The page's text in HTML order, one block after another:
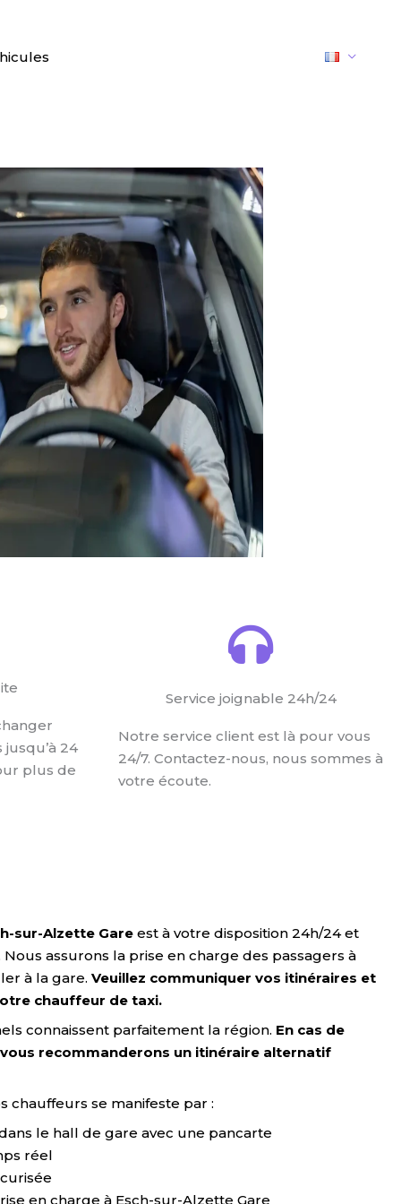
24
plus de
Service joignable 24h/24
Notre service client est là pour vous
24/7. Contactez-nous, nous sommes à
votre écoute.
sur-Alzette Gare est à votre disposition 24h/24 et
Nous assurons la prise en charge des passagers à
à la gare. Veuillez communiquer vos itinéraires et
chauffeur de taxi.
connaissent parfaitement la région. En cas de
recommanderons un itinéraire alternatif
chauffeurs se manifeste par :
le hall de gare avec une pancarte
réel
en charge à Esch-sur-Alzette Gare